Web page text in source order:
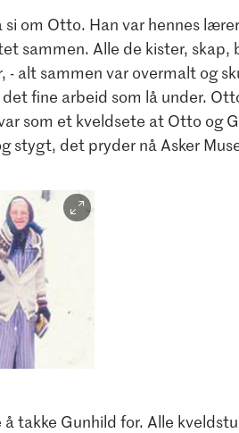
om Otto. Han var hennes
sammen. Alle de kister, skap,
- alt sammen var overmalt og
fine arbeid som lå under.
som et kveldsete at Otto og
stygt, det pryder nå Asker
takke Gunhild for. Alle